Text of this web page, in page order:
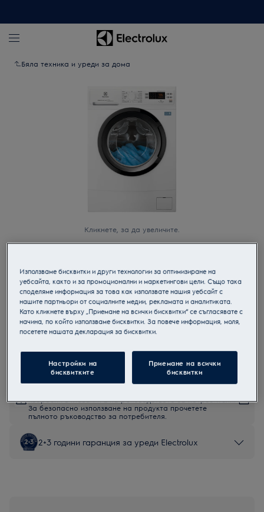
Бяла техника и уреди за дома
Кликнете, за да увеличите.
EWS6526BE
Пералня с предно зареждане
Инструкциите за безопасност и предупрежденията за
изброени в глава 1 и 2 на ръководството за потребителя.
За безопасно използване на продукта прочетете
пълното ръководство за потребителя.
2+3 години гаранция за уреди Electrolux
Използваме бисквитки и други технологии за оптимизиране на
уебсайта, както и за промоционални и маркетингови цели. Също така
споделяме информация за това как използвате нашия уебсайт с
нашите партньори от социалните медии, рекламата и аналитиката.
Като кликнете върху „Приемане на всички бисквитки“ се съгласявате с
начина, по който използваме бисквитки. За повече информация, моля,
посетете нашата декларация за бисквитки.
Настройки на
бисквитките
Приемане на всички
бисквитки